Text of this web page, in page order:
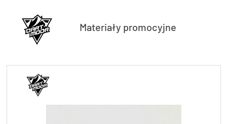
CZĘŚCI
AKCESORIA
STROJE
OGUMIENIE
Materiały promocyjne